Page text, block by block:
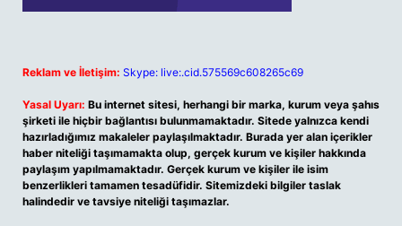
Reklam ve İletişim: Skype: live:.cid.575569c608265c69
Yasal Uyarı: Bu internet sitesi, herhangi bir marka, kurum veya şahıs
şirketi ile hiçbir bağlantısı bulunmamaktadır. Sitede yalnızca kendi
hazırladığımız makaleler paylaşılmaktadır. Burada yer alan içerikler
haber niteliği taşımamakta olup, gerçek kurum ve kişiler hakkında
paylaşım yapılmamaktadır. Gerçek kurum ve kişiler ile isim
benzerlikleri tamamen tesadüfidir. Sitemizdeki bilgiler taslak
halindedir ve tavsiye niteliği taşımazlar.